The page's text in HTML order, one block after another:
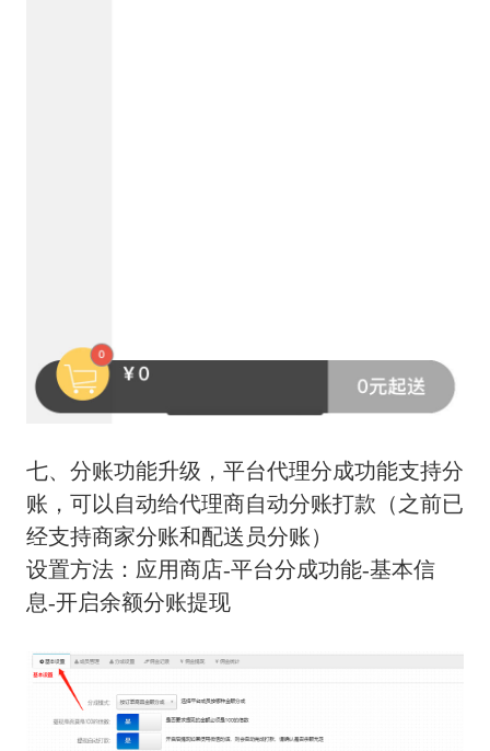
七、分账功能升级，平台代理分成功能支持分
账，可以自动给代理商自动分账打款（之前已
经支持商家分账和配送员分账）
设置方法：应用商店-平台分成功能-基本信
息-开启余额分账提现